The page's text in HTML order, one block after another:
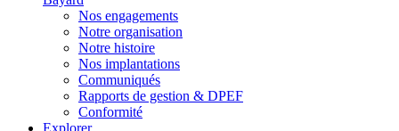
Nos engagements
Notre organisation
Notre histoire
Nos implantations
Communiqués
Rapports de gestion & DPEF
Conformité